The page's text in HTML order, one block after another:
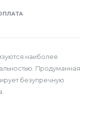
наиболее
Продуманная
безупречную